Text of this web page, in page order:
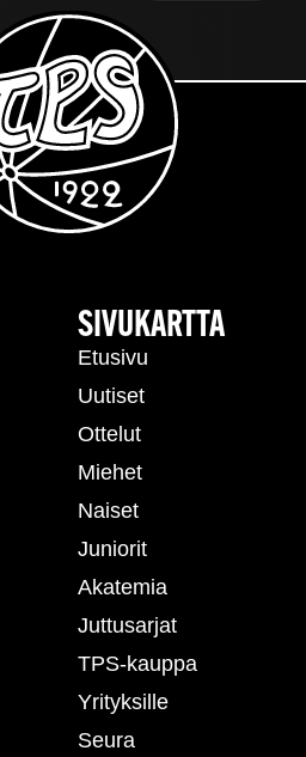
SIVUKARTTA
Etusivu
Uutiset
Ottelut
Miehet
Naiset
Juniorit
Akatemia
Juttusarjat
TPS-kauppa
Yrityksille
Seura